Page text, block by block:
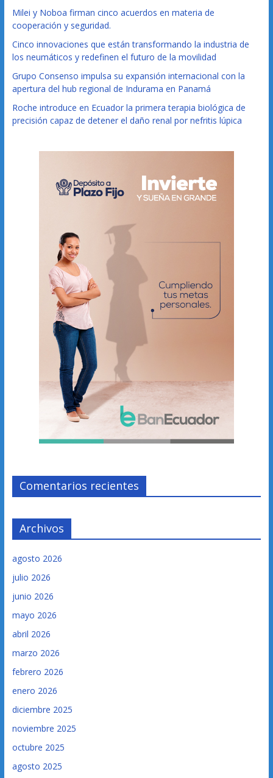
Milei y Noboa firman cinco acuerdos en materia de
cooperación y seguridad.
Cinco innovaciones que están transformando la industria de
los neumáticos y redefinen el futuro de la movilidad
Grupo Consenso impulsa su expansión internacional con la
apertura del hub regional de Indurama en Panamá
Roche introduce en Ecuador la primera terapia biológica de
precisión capaz de detener el daño renal por nefritis lúpica
Comentarios recientes
Archivos
agosto 2026
julio 2026
junio 2026
mayo 2026
abril 2026
marzo 2026
febrero 2026
enero 2026
diciembre 2025
noviembre 2025
octubre 2025
agosto 2025